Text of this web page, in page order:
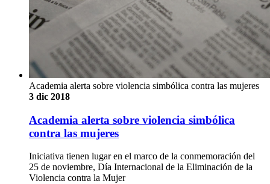
Academia alerta sobre violencia simbólica contra las mujeres
3 dic 2018
Academia alerta sobre violencia simbólica
contra las mujeres
Iniciativa tienen lugar en el marco de la conmemoración del
25 de noviembre, Día Internacional de la Eliminación de la
Violencia contra la Mujer